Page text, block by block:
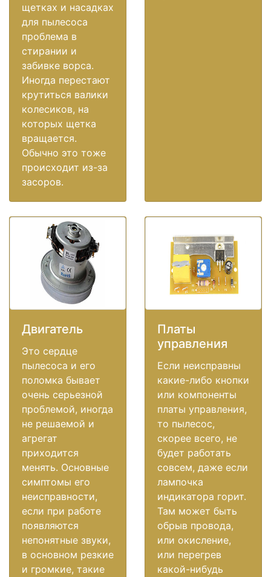
щетках и насадках
для пылесоса
проблема в
стирании и
забивке ворса.
Иногда перестают
крутиться валики
колесиков, на
которых щетка
вращается.
Обычно это тоже
происходит из-за
засоров.
Двигатель
Это сердце
пылесоса и его
поломка бывает
очень серьезной
проблемой, иногда
не решаемой и
агрегат
приходится
менять. Основные
симптомы его
неисправности,
если при работе
появляются
непонятные звуки,
в основном резкие
и громкие, такие
Платы
управления
Если неисправны
какие-либо кнопки
или компоненты
платы управления,
то пылесос,
скорее всего, не
будет работать
совсем, даже если
лампочка
индикатора горит.
Там может быть
обрыв провода,
или окисление,
или перегрев
какой-нибудь